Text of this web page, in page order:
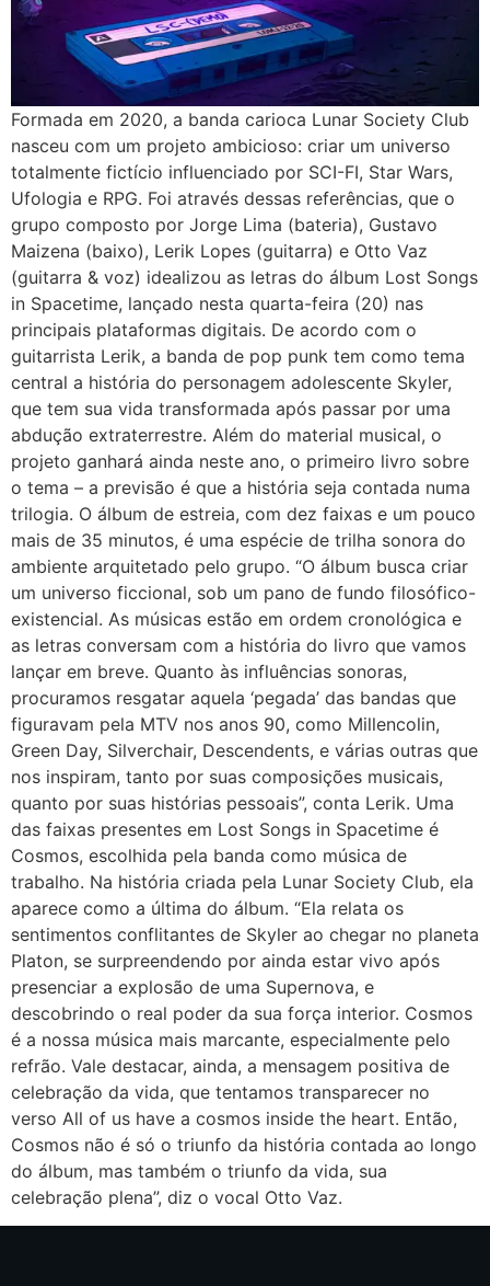
Formada em 2020, a banda carioca Lunar Society Club
nasceu com um projeto ambicioso: criar um universo
totalmente fictício influenciado por SCI-FI, Star Wars,
Ufologia e RPG. Foi através dessas referências, que o
grupo composto por Jorge Lima (bateria), Gustavo
Maizena (baixo), Lerik Lopes (guitarra) e Otto Vaz
(guitarra & voz) idealizou as letras do álbum Lost Songs
in Spacetime, lançado nesta quarta-feira (20) nas
principais plataformas digitais. De acordo com o
guitarrista Lerik, a banda de pop punk tem como tema
central a história do personagem adolescente Skyler,
que tem sua vida transformada após passar por uma
abdução extraterrestre. Além do material musical, o
projeto ganhará ainda neste ano, o primeiro livro sobre
o tema – a previsão é que a história seja contada numa
trilogia. O álbum de estreia, com dez faixas e um pouco
mais de 35 minutos, é uma espécie de trilha sonora do
ambiente arquitetado pelo grupo. “O álbum busca criar
um universo ficcional, sob um pano de fundo filosófico-
existencial. As músicas estão em ordem cronológica e
as letras conversam com a história do livro que vamos
lançar em breve. Quanto às influências sonoras,
procuramos resgatar aquela ‘pegada’ das bandas que
figuravam pela MTV nos anos 90, como Millencolin,
Green Day, Silverchair, Descendents, e várias outras que
nos inspiram, tanto por suas composições musicais,
quanto por suas histórias pessoais”, conta Lerik. Uma
das faixas presentes em Lost Songs in Spacetime é
Cosmos, escolhida pela banda como música de
trabalho. Na história criada pela Lunar Society Club, ela
aparece como a última do álbum. “Ela relata os
sentimentos conflitantes de Skyler ao chegar no planeta
Platon, se surpreendendo por ainda estar vivo após
presenciar a explosão de uma Supernova, e
descobrindo o real poder da sua força interior. Cosmos
é a nossa música mais marcante, especialmente pelo
refrão. Vale destacar, ainda, a mensagem positiva de
celebração da vida, que tentamos transparecer no
verso All of us have a cosmos inside the heart. Então,
Cosmos não é só o triunfo da história contada ao longo
do álbum, mas também o triunfo da vida, sua
celebração plena”, diz o vocal Otto Vaz.